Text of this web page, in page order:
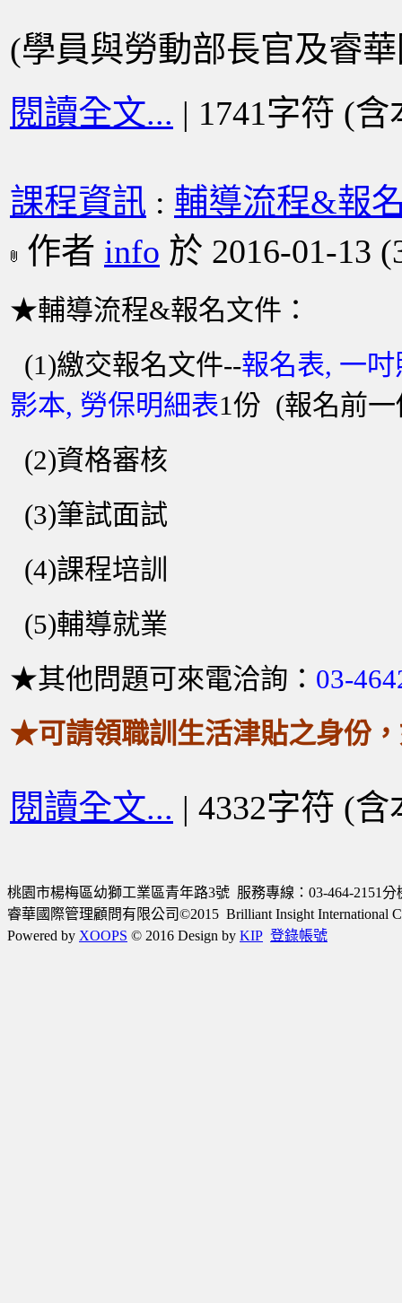
(學員與勞動部長官及睿
閱讀全文... | 1741字符 (含
課程資訊 : 輔導流程&報
作者 info 於 2016-01-13 (
★輔導流程&報名文件：
(1)繳交報名文件--報名表, 一
影本, 勞保明細表1份 (報名前
(2)資格審核
(3)筆試面試
(4)課程培訓
(5)輔導就業
★其他問題可來電洽詢： 03-
★可請領職訓生活津貼之身份，
閱讀全文... | 4332字符 (含
桃園市楊梅區幼獅工業區青年路3號 服務專線：03-464-2151分
睿華國際管理顧問有限公司©2015 Brilliant Insight International
Powered by XOOPS © 2016 Design by KIP 登錄帳號